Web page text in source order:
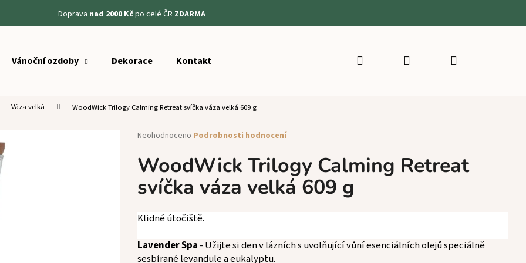
Doprava nad 2000 Kčpo celé ČR ZDARMA
Vánoční ozdoby Dekorace Kontakt Hledat PřihlášeníNákupní
Váza velká WoodWick Trilogy Calming Retreat svíčka váza velká 609 g
Průměrné
produktu
je
z
hvězdiček.
Neohodnoceno Podrobnosti hodnocení
WoodWick Trilogy Calming Retreat
svíčka váza velká 609 g
Klidné útočiště.
Lavender Spa - Užijte si den v lázních s uvolňující vůní esenciálních olejů speciálně
sesbírané levandule a eukalyptu.
Co potřebujete najít?
HLEDAT